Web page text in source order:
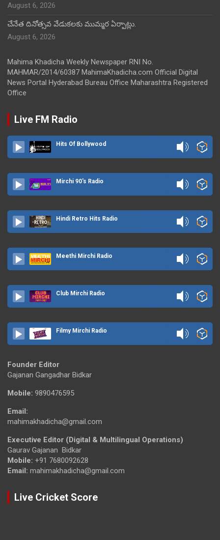
August 6, 2026
చేనేత దినోత్సవ వేడుకలకు ముమ్మర ఏర్పాట్లు.
August 6, 2026
Mahima Khadicha Weekly Newspaper RNI No.
MAHMAR/2014/60387 MahimaKhadicha.com Official Digital
News Portal Hyderabad Bureau Office Maharashtra Registered
Office
Live FM Radio
Hits Of Bollywood
Mirchi 90's Radio
Hindi Retro Hits Radio
Meethi Mirchi Radio
Club Mirchi Radio
Filmy Mirchi Radio
Founder Editor
Gajanan Gangadhar Bidkar
Mobile: 9890476595
Email:
mahimakhadicha@gmail.com
Executive Editor (Digital & Multilingual Operations)
Gaurav Gajanan Bidkar
Mobile: +91 7680092628
Email: mahimakhadicha@gmail.com
Live Cricket Score